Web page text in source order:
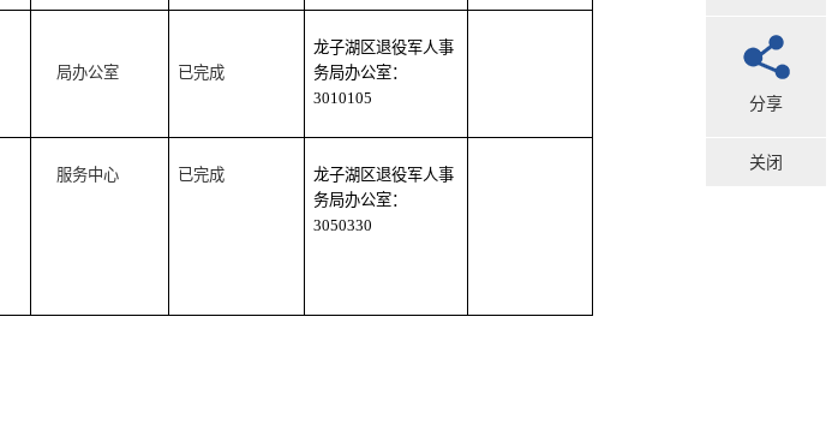
局办公室 已完成
龙子湖区退役军人事
务局办公室：
3010105
服务中心 已完成
龙子湖区退役军人事
务局办公室：
3050330
分享
关闭